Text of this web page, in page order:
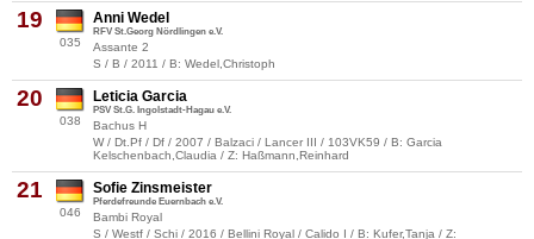
19
035
Anni Wedel
RFV St.Georg Nördlingen e.V.
Assante 2
S / B / 2011 / B: Wedel,Christoph
20
038
Leticia Garcia
PSV St.G. Ingolstadt-Hagau e.V.
Bachus H
W / Dt.Pf / Df / 2007 / Balzaci / Lancer III / 103VK59 / B: Garcia
Kelschenbach,Claudia / Z: Haßmann,Reinhard
21
046
Sofie Zinsmeister
Pferdefreunde Euernbach e.V.
Bambi Royal
S / Westf / Schi / 2016 / Bellini Royal / Calido I / B: Kufer,Tanja / Z: